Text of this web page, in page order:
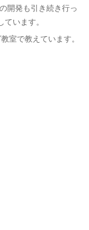
開発も引き続き行っ
います。
室で教えています。